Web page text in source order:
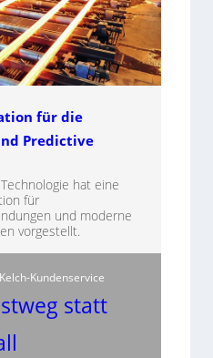
für die
Predictive
hat eine
für
und moderne
vorgestellt.
Kundenservice
statt